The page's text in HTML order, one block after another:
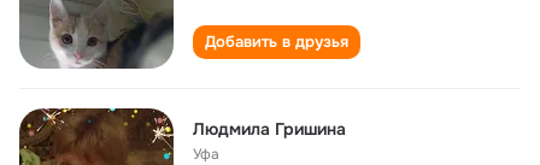
Добавить в друзья
Людмила Гришина
Уфа